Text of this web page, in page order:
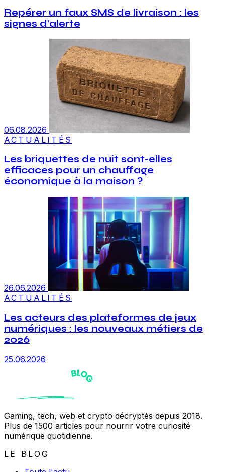
Repérer un faux SMS de livraison : les
signes d'alerte
06.08.2026
ACTUALITÉS
Les briquettes de nuit sont-elles
efficaces pour un chauffage
économique à la maison ?
26.06.2026
ACTUALITÉS
Les acteurs des plateformes de jeux
numériques : les nouveaux métiers de
2026
25.06.2026
Gaming, tech, web et crypto décryptés depuis 2018.
Plus de 1500 articles pour nourrir votre curiosité
numérique quotidienne.
LE BLOG